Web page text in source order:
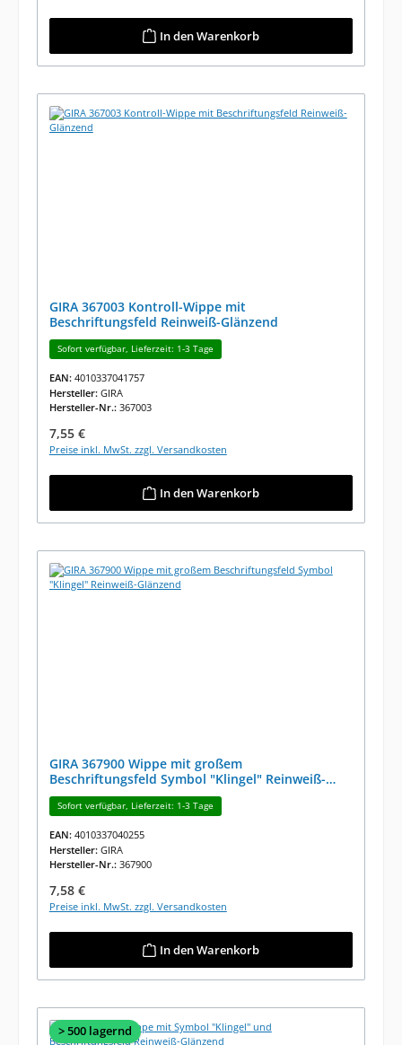
In den Warenkorb
GIRA 367003 Kontroll-Wippe mit
Beschriftungsfeld Reinweiß-Glänzend
Sofort verfügbar, Lieferzeit: 1-3 Tage
EAN: 4010337041757
Hersteller: GIRA
Hersteller-Nr.: 367003
Regulärer Preis:
7,55 €
Preise inkl. MwSt. zzgl. Versandkosten
In den Warenkorb
GIRA 367900 Wippe mit großem
Beschriftungsfeld Symbol "Klingel" Reinweiß-
Glänzend
Sofort verfügbar, Lieferzeit: 1-3 Tage
EAN: 4010337040255
Hersteller: GIRA
Hersteller-Nr.: 367900
Regulärer Preis:
7,58 €
Preise inkl. MwSt. zzgl. Versandkosten
In den Warenkorb
> 500 lagernd